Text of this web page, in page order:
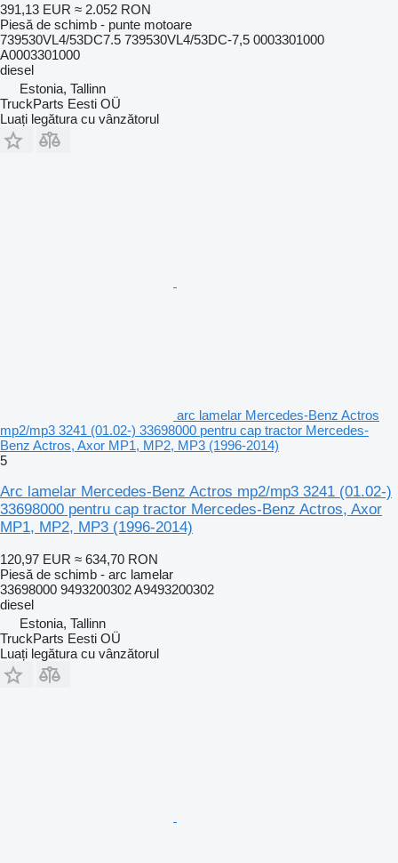
391,13 EUR ≈ 2.052 RON
Piesă de schimb - punte motoare
739530VL4/53DC7.5 739530VL4/53DC-7,5 0003301000
A0003301000
diesel
Estonia, Tallinn
TruckParts Eesti OÜ
Luați legătura cu vânzătorul
arc lamelar Mercedes-Benz Actros
mp2/mp3 3241 (01.02-) 33698000 pentru cap tractor Mercedes-
Benz Actros, Axor MP1, MP2, MP3 (1996-2014)
5
Arc lamelar Mercedes-Benz Actros mp2/mp3 3241 (01.02-)
33698000 pentru cap tractor Mercedes-Benz Actros, Axor
MP1, MP2, MP3 (1996-2014)
120,97 EUR ≈ 634,70 RON
Piesă de schimb - arc lamelar
33698000 9493200302 A9493200302
diesel
Estonia, Tallinn
TruckParts Eesti OÜ
Luați legătura cu vânzătorul